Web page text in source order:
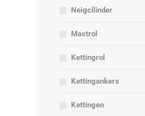
Neigcilinder
Mastrol
Kettingrol
Kettingankers
Kettingen